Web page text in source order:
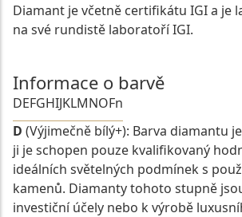
Diamant je včetně certifikátu IGI a je
na své rundistě laboratoří IGI.
Informace o barvě
DEFGHIJKLMNOFn
D (Výjimečně bílý+): Barva diamantu
ji je schopen pouze kvalifikovaný
ideálních světelných podmínek s
kamenů. Diamanty tohoto stupně
investiční účely nebo k výrobě